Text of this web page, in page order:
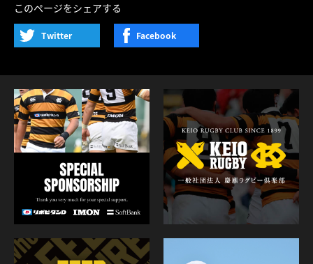
このページをシェアする
Twitter Facebook